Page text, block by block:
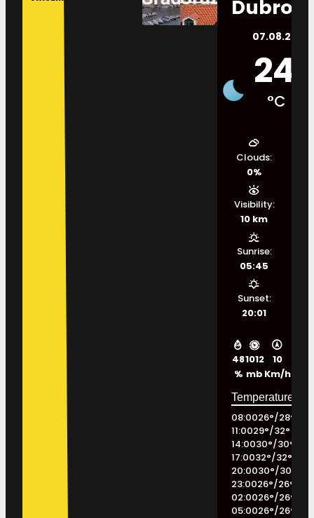
07.08.2026.
24
°C
48
%
1012
mb
10
Km/h
Clouds:
0%
Visibility:
10 km
Sunrise:
05:45
Sunset:
20:01
08:0026°/28°
11:0029°/32°
14:0030°/30°
17:0032°/32°
20:0030°/30
23:0026°/26°
02:0026°/26°
05:0026°/26°